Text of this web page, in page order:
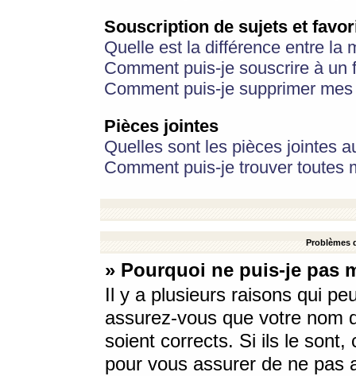
Souscription de sujets et
Quelle est la différence entre la
Comment puis-je souscrire à
Comment puis-je supprimer
Pièces jointes
Quelles sont les pièces jointes
Comment puis-je trouver toutes
Problèmes
» Pourquoi ne puis-je pas
Il y a plusieurs raisons qui
assurez-vous que votre nom
soient corrects. Si ils le sont,
pour vous assurer de ne pas